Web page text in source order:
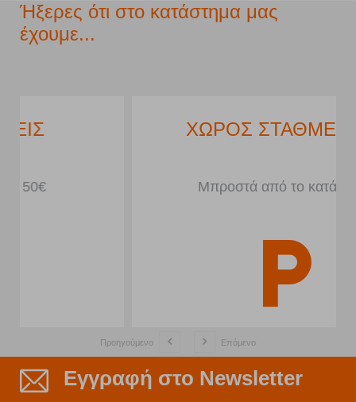
Ήξερες ότι στο κατάστημα μας
έχουμε...
ΧΩΡΟΣ ΣΤΑΘΜΕΥΣΗΣ
Μπροστά από το κατάστημα
Προηγούμενο Επόμενο
Εγγραφή στο Newsletter